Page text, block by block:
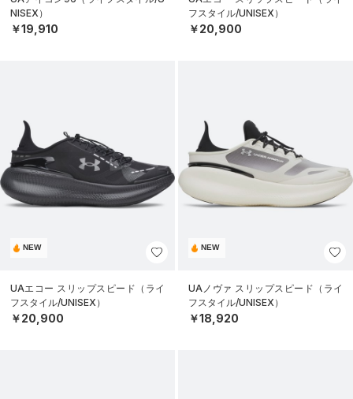
NISEX）
￥19,910
フスタイル/UNISEX）
￥20,900
NEW
UAエコー スリップスピード（ライ
フスタイル/UNISEX）
￥20,900
NEW
UAノヴァ スリップスピード（ライ
フスタイル/UNISEX）
￥18,920